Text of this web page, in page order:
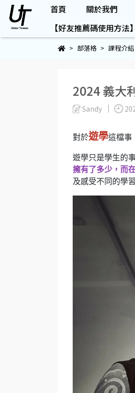
首頁 關於我們
【好友推薦碼使用方法】
部落格 課程介紹
2024 義大
Sandy
對於遊學這檔事
遊學只是學生的
擁有了多少，而
及感受不同的學